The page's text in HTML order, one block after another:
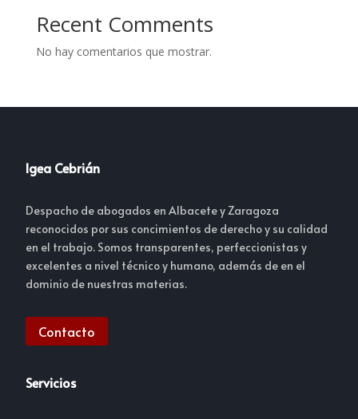
Recent Comments
No hay comentarios que mostrar.
Igea Cebrián
Despacho de abogados en Albacete y Zaragoza
reconocidos por sus concimientos de derecho y su calidad
en el trabajo. Somos transparentes, perfeccionistas y
excelentes a nivel técnico y humano, además de en el
dominio de nuestras materias.
Contacto
Servicios